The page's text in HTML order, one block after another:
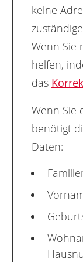
keine
Wenn Sie
helfen,
das
Wenn Sie
benötigt
Daten: